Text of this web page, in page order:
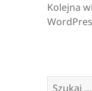
Kolejna
Szukaj: